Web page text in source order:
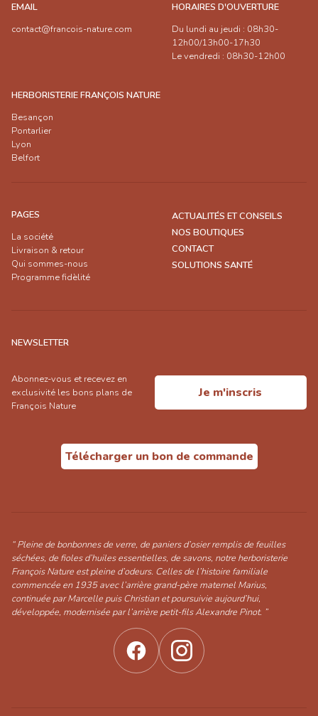
EMAIL
contact@francois-nature.com
HORAIRES D'OUVERTURE
Du lundi au jeudi : 08h30-
12h00/13h00-17h30
Le vendredi : 08h30-12h00
HERBORISTERIE FRANÇOIS NATURE
Besançon
Pontarlier
Lyon
Belfort
PAGES
La société
Livraison & retour
Qui sommes-nous
Programme fidèlité
ACTUALITÉS ET CONSEILS
NOS BOUTIQUES
CONTACT
SOLUTIONS SANTÉ
NEWSLETTER
Abonnez-vous et recevez en
exclusivité les bons plans de
François Nature
Je m'inscris
Télécharger un bon de commande
“ Pleine de bonbonnes de verre, de paniers d’osier remplis de feuilles
séchées, de fioles d’huiles essentielles, de savons, notre herboristerie
François Nature est pleine d’odeurs. Celles de l’histoire familiale
commencée en 1935 avec l’arrière grand-père maternel Marius,
continuée par Marcelle puis Christian et poursuivie aujourd’hui,
développée, modernisée par l’arrière petit-fils Alexandre Pinot. ”